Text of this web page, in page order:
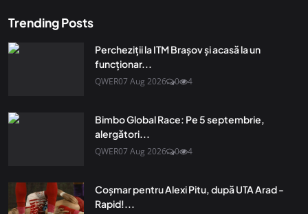
Trending Posts
Percheziții la ITM Brașov și acasă la un
funcționar...
QWER07 Aug 2026 0 4
Bimbo Global Race: Pe 5 septembrie,
alergători...
QWER07 Aug 2026 0 4
Coșmar pentru Alexi Pitu, după UTA Arad -
Rapid!...